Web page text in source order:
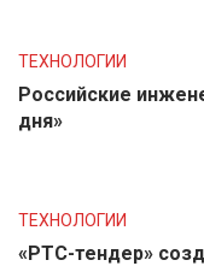
ТЕХНОЛОГИИ
Российские
дня»
ТЕХНОЛОГИИ
«РТС-тендер»